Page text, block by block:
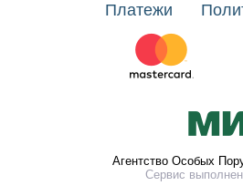
Платежи
Агентство Особых
Сервис